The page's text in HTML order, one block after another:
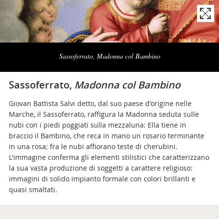
Sassoferrato, Madonna col Bambino
Naviga
Sassoferrato, Madonna col Bambino
Giovan Battista Salvi detto, dal suo paese d'origine nelle
Marche, il Sassoferrato, raffigura la Madonna seduta sulle
nubi con i piedi poggiati sulla mezzaluna: Ella tiene in
braccio il Bambino, che reca in mano un rosario terminante
in una rosa; fra le nubi affiorano teste di cherubini.
L'immagine conferma gli elementi stilistici che caratterizzano
la sua vasta produzione di soggetti a carattere religioso:
immagini di solido impianto formale con colori brillanti e
quasi smaltati.